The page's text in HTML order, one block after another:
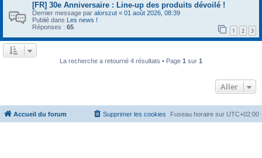
[FR] 30e Anniversaire : Line-up des produits dévoilé !
Dernier message par alorszut « 01 août 2026, 08:39
Publié dans Les news !
Réponses : 65 1 2 3
La recherche a retourné 4 résultats • Page 1 sur 1
Aller
Accueil du forum Fuseau horaire sur UTC+02:00
Supprimer les cookies